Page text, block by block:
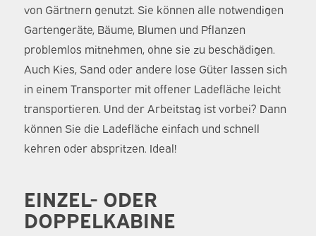
von Gärtnern genutzt. Sie können alle notwendigen
Gartengeräte, Bäume, Blumen und Pflanzen
problemlos mitnehmen, ohne sie zu beschädigen.
Auch Kies, Sand oder andere lose Güter lassen sich
in einem Transporter mit offener Ladefläche leicht
transportieren. Und der Arbeitstag ist vorbei? Dann
können Sie die Ladefläche einfach und schnell
kehren oder abspritzen. Ideal!
EINZEL- ODER
DOPPELKABINE